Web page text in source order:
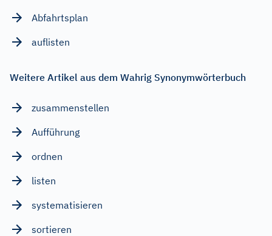
Abfahrtsplan
auflisten
Weitere Artikel aus dem Wahrig Synonymwörterbuch
zusammenstellen
Aufführung
ordnen
listen
systematisieren
sortieren